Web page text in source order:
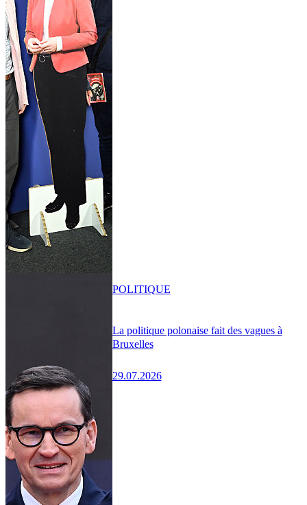
La politique polonaise fait des vagues à
Bruxelles
29.07.2026
POLITIQUE